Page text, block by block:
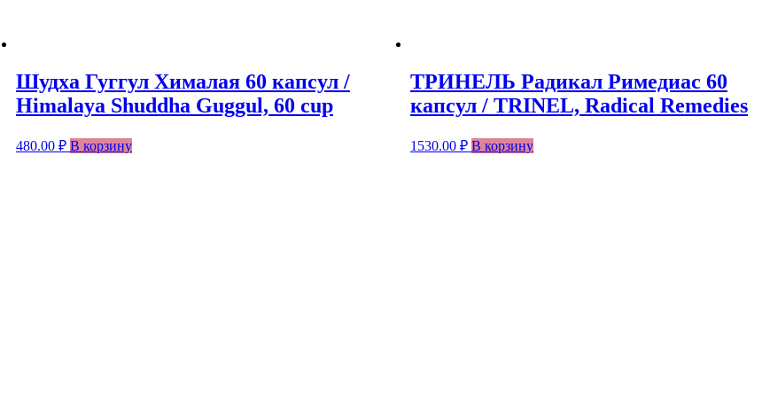
Шудха Гуггул Хималая 60 капсул /
Himalaya Shuddha Guggul, 60 cup
480.00 ₽ В корзину
ТРИНЕЛЬ Радикал Римедиас 60
капсул / TRINEL, Radical Remedies
1530.00 ₽ В корзину